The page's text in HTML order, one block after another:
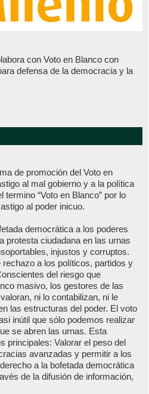
con Voto en Blanco con
defensa de la democracia y la
de promoción del Voto en
al mal gobierno y a la política
“Voto en Blanco” por lo
al poder inicuo.
democrática a los poderes
protesta ciudadana en las urnas
injustos y corruptos.
a los políticos, partidos y
del riesgo que
masivo, los gestores de las
ni lo contabilizan, ni le
las estructuras del poder. El voto
inútil que sólo podemos realizar
se abren las urnas. Esta
principales: Valorar el peso del
avanzadas y permitir a los
a la bofetada democrática
de la difusión de información,